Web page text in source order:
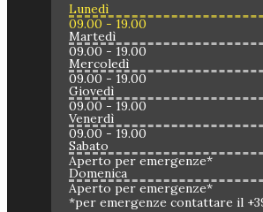
Lunedì
09.00 - 19.00
Martedì
09.00 - 19.00
Mercoledì
09.00 - 19.00
Giovedì
09.00 - 19.00
Venerdì
09.00 - 19.00
Sabato
Aperto per emergenze*
Domenica
Aperto per emergenze*
*per emergenze contattare il +39